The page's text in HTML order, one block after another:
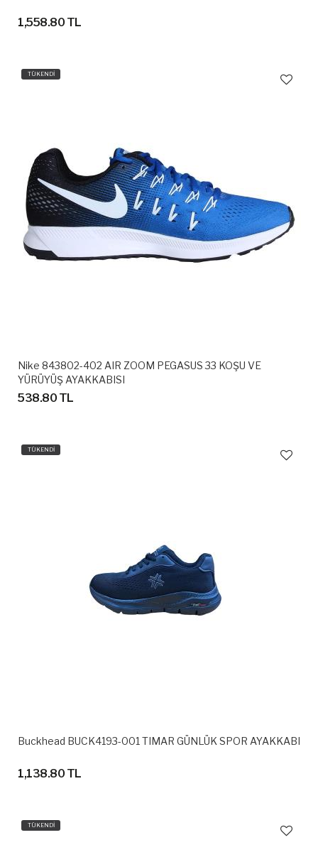
1,558.80 TL
TÜKENDİ
Nike 843802-402 AIR ZOOM PEGASUS 33 KOŞU VE
YÜRÜYÜŞ AYAKKABISI
538.80 TL
TÜKENDİ
Buckhead BUCK4193-001 TIMAR GÜNLÜK SPOR AYAKKABI
1,138.80 TL
TÜKENDİ